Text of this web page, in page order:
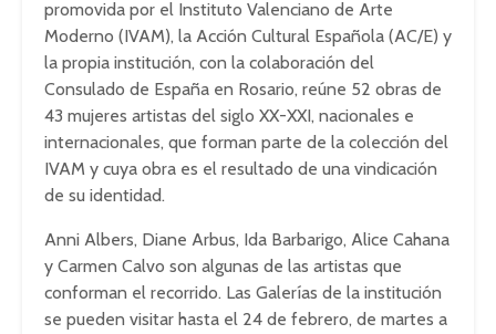
promovida por el Instituto Valenciano de Arte
Moderno (IVAM), la Acción Cultural Española (AC/E) y
la propia institución, con la colaboración del
Consulado de España en Rosario, reúne 52 obras de
43 mujeres artistas del siglo XX-XXI, nacionales e
internacionales, que forman parte de la colección del
IVAM y cuya obra es el resultado de una vindicación
de su identidad.
Anni Albers, Diane Arbus, Ida Barbarigo, Alice Cahana
y Carmen Calvo son algunas de las artistas que
conforman el recorrido. Las Galerías de la institución
se pueden visitar hasta el 24 de febrero, de martes a